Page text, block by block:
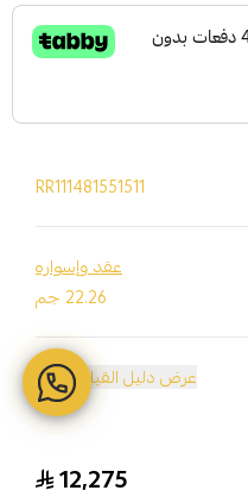
RR111481551511
عقد وإسواره
22.26 جم
عرض دليل القياسات
12,275